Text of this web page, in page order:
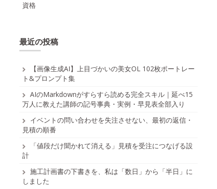
資格
最近の投稿
【画像生成AI】上目づかいの美女OL 102枚ポートレー
ト&プロンプト集
AIのMarkdownがすらすら読める完全スキル｜延べ15
万人に教えた講師の記号事典・実例・早見表全部入り
イベントの問い合わせを失注させない、最初の返信・
見積の順番
「値段だけ聞かれて消える」見積を受注につなげる設
計
施工計画書の下書きを、私は「数日」から「半日」に
しました